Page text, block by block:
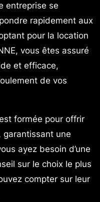
entreprise se
rapidement aux
pour la location
vous êtes assuré
et efficace,
de vos
est formée pour offrir
garantissant une
ayez besoin d’une
sur le choix le plus
compter sur leur